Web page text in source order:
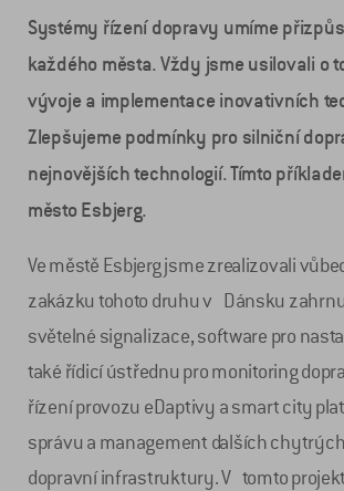
Systémy řízení dopravy umíme
každého města. Vždy jsme usilovali o
vývoje a implementace inovativních
Zlepšujeme podmínky pro silniční
nejnovějších technologií. Tímto
město Esbjerg.
Ve městě Esbjerg jsme zrealizovali
zakázku tohoto druhu v Dánsku
světelné signalizace, software pro
také řídicí ústřednu pro monitoring
řízení provozu eDaptivy a smart city
správu a management dalších
dopravní infrastruktury. V tomto